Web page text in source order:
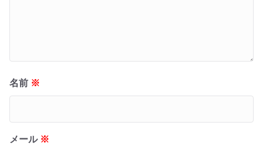
名前 ※
メール ※